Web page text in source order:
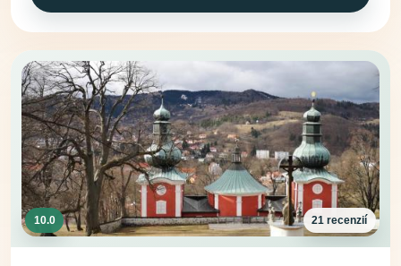
10.0 21 recenzií